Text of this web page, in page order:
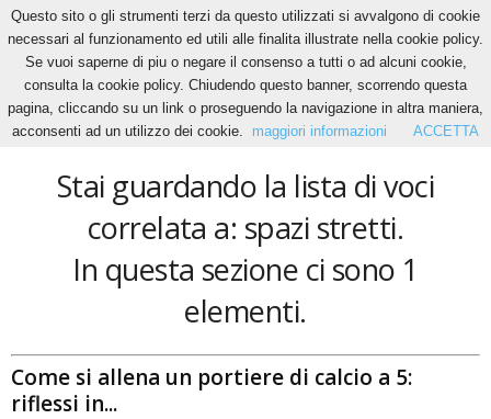
Home Tags Spazi stretti
spazi stretti
Stai guardando la lista di voci
correlata a: spazi stretti.
In questa sezione ci sono 1
elementi.
Come si allena un portiere di calcio a 5:
riflessi in...
Questo sito o gli strumenti terzi da questo utilizzati si avvalgono di cookie
necessari al funzionamento ed utili alle finalita illustrate nella cookie policy.
Se vuoi saperne di piu o negare il consenso a tutti o ad alcuni cookie,
consulta la cookie policy. Chiudendo questo banner, scorrendo questa
pagina, cliccando su un link o proseguendo la navigazione in altra maniera,
acconsenti ad un utilizzo dei cookie.
maggiori informazioni ACCETTA